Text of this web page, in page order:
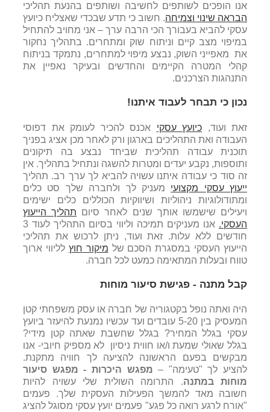
אנו הופכים לשותפים לחשיבה ושותפים בהנעת תהליכי
הבראה שינוי וצמיחה. חשוב כי תדע שבכדי שאצליח כיועץ
עסקי להביא בעבורך הכי הרבה ערך – אני מחויב להתחיל
במיפוי מצב קיים וניתוח שוק ומתחרים. בתהליך נחקור
את מאפייני השוק, נבצע מיפוי למתחרים, נתמקד בניתוח
קהלי המטרה הקיימים והחדשים ובעיקר נאפיין את
התנהגות הצרכנים.
נכון כי תבחר לעבוד איתנו!
זאת ועוד, כיועץ עסקי אכנס להכיר לעומק את דפוסי
העבודה ואת התהליכים בארגון ורק לאחר מכן אציג בפניך
תוכנית עבודה תהליכית שביחד נבצע בה תיקונים
ותוספות, נקבע יעדים ומטרות להשגה ונתחיל בתהליך. אין
זה סוד כי עבודה איתנו עשויה להביא לך ערך רב. תהליך
ייעוץ עסקי מקצועי מעניק לך ולחברה שלך סט כלים
ומתודולוגיות ניהוליות ושיווקיות הכוללים כלים ישימים
ויעילים שישמשו אותך שנים לאחר סיום תהליך הייעוץ
העסקי.
אנו מעניקים תמיכה וליווי בסיום התהליך לעוד 3
חודשים ללא עלות. זאת ועוד, ניתן לרכוש את תהליכי
הייעוץ העסקי במסגרת הסכם של מיקור חוץ לליווי ארוך
טווח ובעלות המתאימה כמעט לכל חברה.
קבל מתנה - פגישת סיעור מוחות
היה ואתה נופל בקטגוריה של חברה או עסק משפחתי קטן
המעסיק בין 5-20 עובדים ועד עכשיו נמנעת להיעזר ביועץ
עסקי בגלל המחיר? בגלל שחשבת שאתה קטן מידי?
בגלל שאולי שמעת ו/או חווית ניסיון לא מספיק חיובי- אנו
מבקשים בפעם הראשונה להציעה לך חוויה מתקנת.
להציע לך "טעימה" – מפגש היכרות - מפגש סיעור
מוחות במתנה. התרומה השולית שלי עשויה להיות
חשובה מאד להמשך הפעילות העסקית שלך. פעמים
"אורח לרגע רואה כל פגע" פעמים יועץ עסקי מסוגל להציג